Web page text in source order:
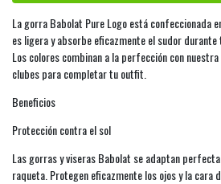
La gorra Babolat Pure Logo está confeccionada
es ligera y absorbe eficazmente el sudor
Los colores combinan a la perfección con
clubes para completar tu outfit.
Beneficios
Protección contra el sol
Las gorras y viseras Babolat se adaptan
raqueta. Protegen eficazmente los ojos y la cara